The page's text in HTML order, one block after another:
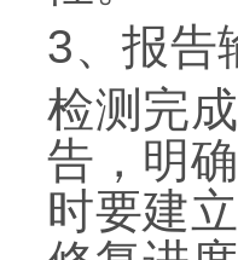
3、报告
检测完
告，明
时要建